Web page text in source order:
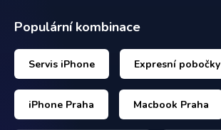
Populární kombinace
Servis iPhone Expresní pobočky
iPhone Praha Macbook Praha